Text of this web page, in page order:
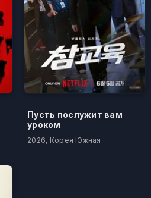
Пусть послужит вам
уроком
2026, Корея Южная